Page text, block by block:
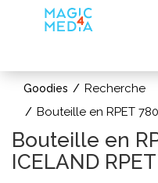
Goodies
Recherche
Bouteille en RPET
Bouteille en
ICELAND